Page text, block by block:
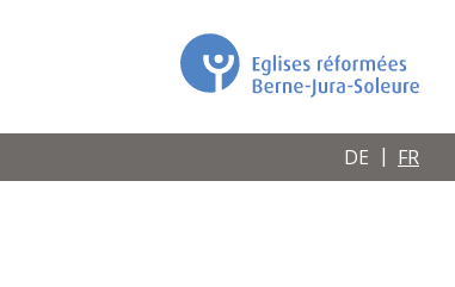
DE FR